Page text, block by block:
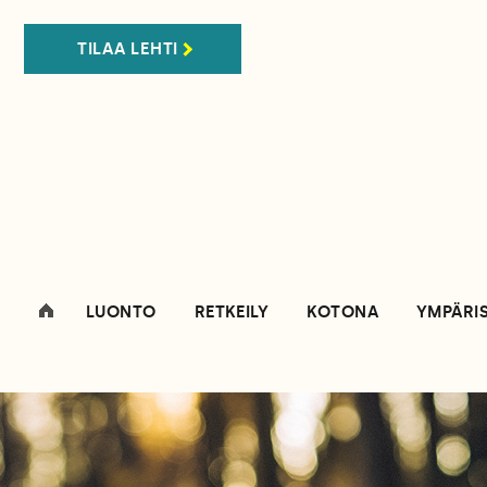
TILAA LEHTI
LUONTO RETKEILY KOTONA